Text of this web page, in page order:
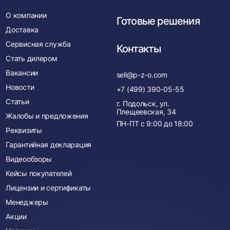
О компании
Доставка
Сервисная служба
Стать дилером
Вакансии
Новости
Статьи
Жалобы и предложения
Реквизиты
Гарантийная декларация
Видеообзоры
Кейсы покупателей
Лицензии и сертификаты
Менеджеры
Акции
Готовые решения
Контакты
sell@p-z-o.com
+7 (499) 390-05-55
г. Подольск, ул.
Плещеевская, 34
ПН-ПТ с 9:00 до 18:00